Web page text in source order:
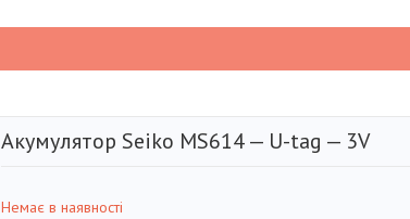
Акумулятор Seiko MS614 — U-tag — 3V
Немає в наявності